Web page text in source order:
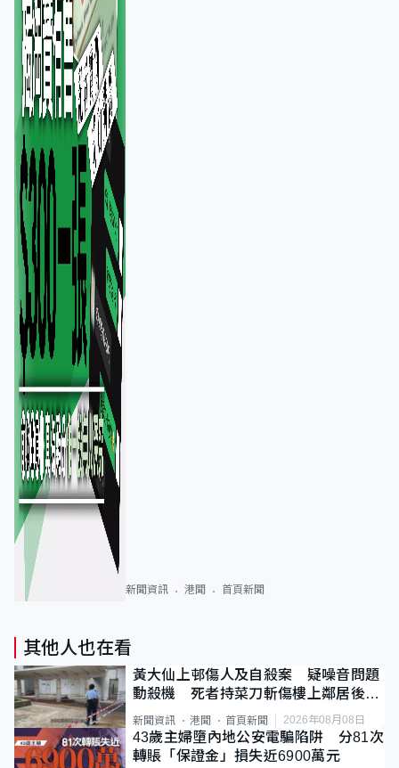
新聞資訊 港聞 首頁新聞
其他人也在看
黃大仙上邨傷人及自殺案 疑噪音問題
動殺機 死者持菜刀斬傷樓上鄰居後墮
斃
新聞資訊 港聞 首頁新聞 2026年08月08日
43歲主婦墮內地公安電騙陷阱 分81次
轉賬「保證金」損失近6900萬元